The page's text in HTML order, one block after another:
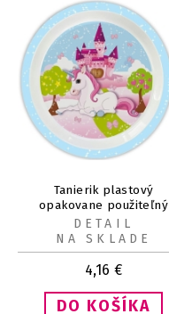
Tanierik plastový
opakovane použiteľný
Jednorožec 20 cm 1 ks
4,16 €
DETAIL
NA SKLADE